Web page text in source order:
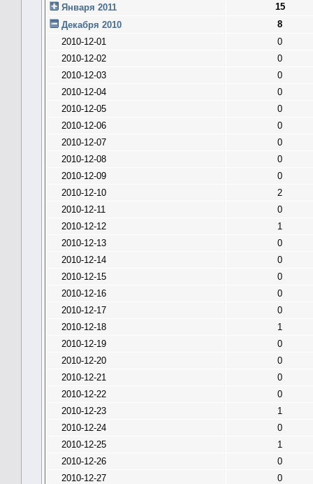
Января 2011
15
Декабря 2010
8
2010-12-01
0
2010-12-02
0
2010-12-03
0
2010-12-04
0
2010-12-05
0
2010-12-06
0
2010-12-07
0
2010-12-08
0
2010-12-09
0
2010-12-10
2
2010-12-11
0
2010-12-12
1
2010-12-13
0
2010-12-14
0
2010-12-15
0
2010-12-16
0
2010-12-17
0
2010-12-18
1
2010-12-19
0
2010-12-20
0
2010-12-21
0
2010-12-22
0
2010-12-23
1
2010-12-24
0
2010-12-25
1
2010-12-26
0
2010-12-27
0